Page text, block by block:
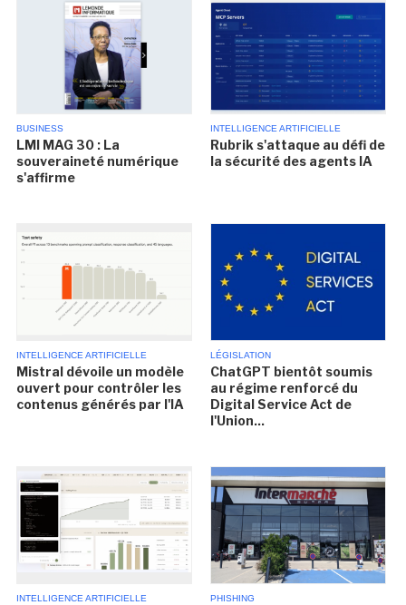
BUSINESS
LMI MAG 30 : La
souveraineté numérique
s'affirme
INTELLIGENCE ARTIFICIELLE
Rubrik s'attaque au défi de
la sécurité des agents IA
INTELLIGENCE ARTIFICIELLE
Mistral dévoile un modèle
ouvert pour contrôler les
contenus générés par l'IA
LÉGISLATION
ChatGPT bientôt soumis
au régime renforcé du
Digital Service Act de
l'Union...
INTELLIGENCE ARTIFICIELLE PHISHING